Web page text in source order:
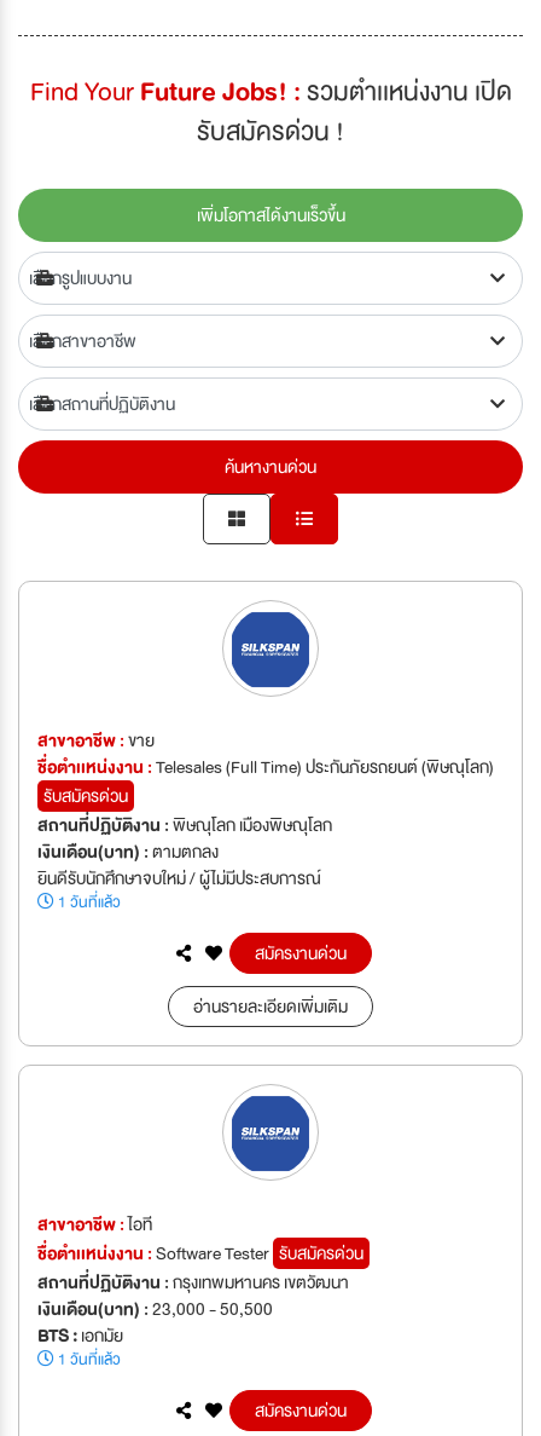
Find YourFuture Jobs! :รวมตำเเหน่งงาน เปิด
รับสมัครด่วน !
เพิ่มโอกาสได้งานเร็วขึ้น
ค้นหางานด่วน
สาขาอาชีพ :ขาย
ชื่อตำเเหน่งงาน :Telesales (Full Time) ประกันภัยรถยนต์ (พิษณุโลก)
รับสมัครด่วน
สถานที่ปฏิบัติงาน :พิษณุโลก เมืองพิษณุโลก
เงินเดือน(บาท) :ตามตกลง
ยินดีรับนักศึกษาจบใหม่ / ผู้ไม่มีประสบการณ์
1 วันที่แล้ว
สมัครงานด่วน
อ่านรายละเอียดเพิ่มเติม
สาขาอาชีพ :ไอที
ชื่อตำเเหน่งงาน :Software Tester รับสมัครด่วน
สถานที่ปฏิบัติงาน :กรุงเทพมหานคร เขตวัฒนา
เงินเดือน(บาท) :23,000 - 50,500
BTS :เอกมัย
1 วันที่แล้ว
สมัครงานด่วน